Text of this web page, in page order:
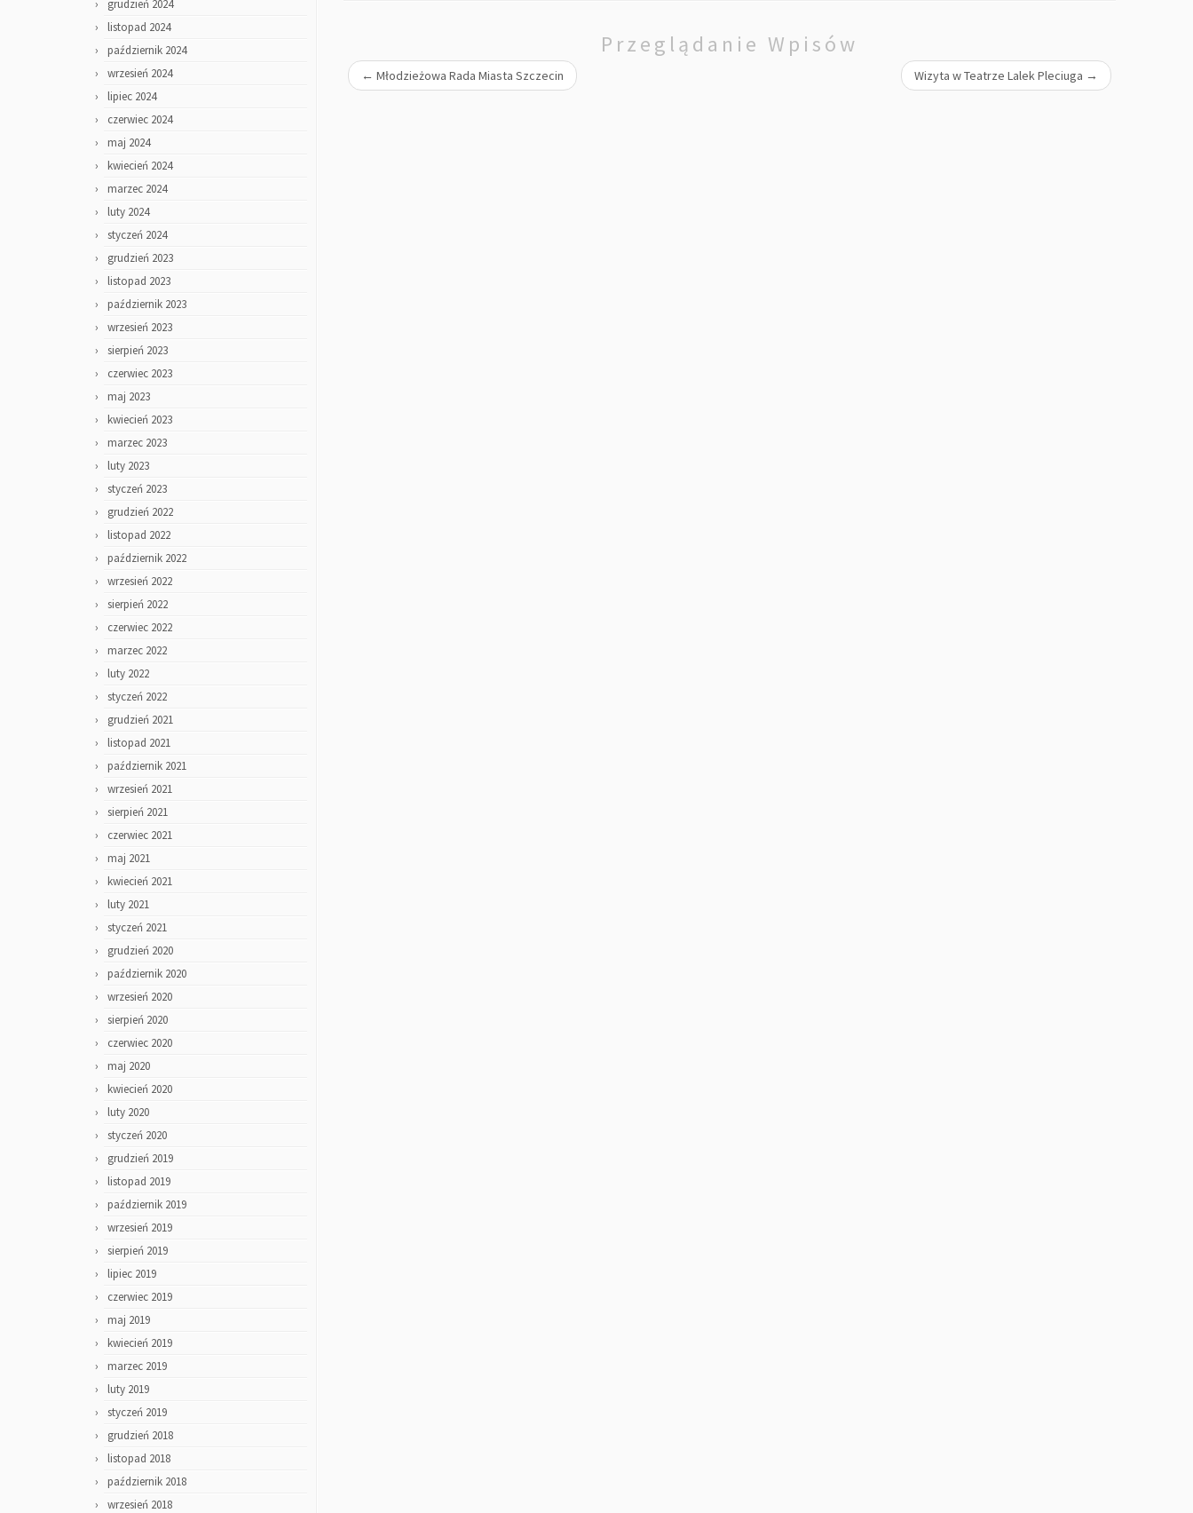
grudzień 2024
listopad 2024
październik 2024
wrzesień 2024
lipiec 2024
czerwiec 2024
maj 2024
kwiecień 2024
marzec 2024
luty 2024
styczeń 2024
grudzień 2023
listopad 2023
październik 2023
wrzesień 2023
sierpień 2023
czerwiec 2023
maj 2023
kwiecień 2023
marzec 2023
luty 2023
styczeń 2023
grudzień 2022
listopad 2022
październik 2022
wrzesień 2022
sierpień 2022
czerwiec 2022
marzec 2022
luty 2022
styczeń 2022
grudzień 2021
listopad 2021
październik 2021
wrzesień 2021
sierpień 2021
czerwiec 2021
maj 2021
kwiecień 2021
luty 2021
styczeń 2021
grudzień 2020
październik 2020
wrzesień 2020
sierpień 2020
czerwiec 2020
maj 2020
kwiecień 2020
luty 2020
styczeń 2020
grudzień 2019
listopad 2019
październik 2019
wrzesień 2019
sierpień 2019
lipiec 2019
czerwiec 2019
maj 2019
kwiecień 2019
marzec 2019
luty 2019
styczeń 2019
grudzień 2018
listopad 2018
październik 2018
wrzesień 2018
Przeglądanie Wpisów
← Młodzieżowa Rada Miasta Szczecin Wizyta w Teatrze Lalek Pleciuga →